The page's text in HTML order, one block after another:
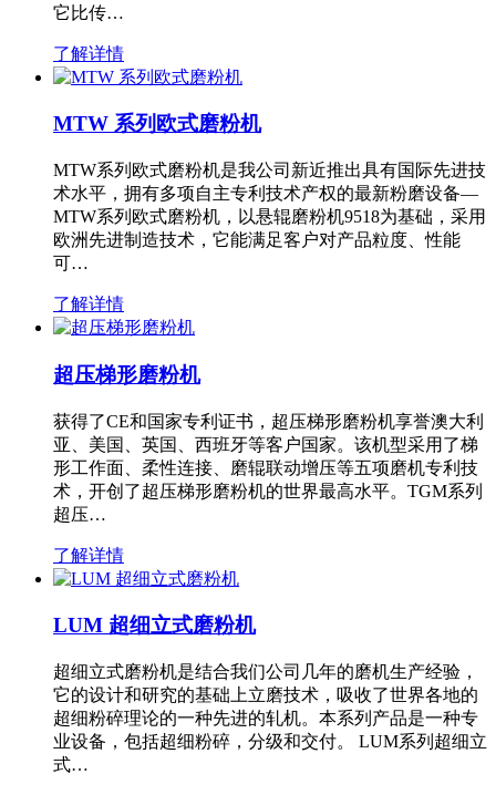
它比传…
了解详情
MTW 系列欧式磨粉机
MTW系列欧式磨粉机是我公司新近推出具有国际先进技
术水平，拥有多项自主专利技术产权的最新粉磨设备—
MTW系列欧式磨粉机，以悬辊磨粉机9518为基础，采用
欧洲先进制造技术，它能满足客户对产品粒度、性能
可…
了解详情
超压梯形磨粉机
获得了CE和国家专利证书，超压梯形磨粉机享誉澳大利
亚、美国、英国、西班牙等客户国家。该机型采用了梯
形工作面、柔性连接、磨辊联动增压等五项磨机专利技
术，开创了超压梯形磨粉机的世界最高水平。TGM系列
超压…
了解详情
LUM 超细立式磨粉机
超细立式磨粉机是结合我们公司几年的磨机生产经验，
它的设计和研究的基础上立磨技术，吸收了世界各地的
超细粉碎理论的一种先进的轧机。本系列产品是一种专
业设备，包括超细粉碎，分级和交付。 LUM系列超细立
式…